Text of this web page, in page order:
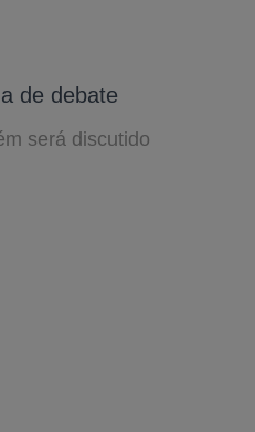
de debate
será discutido